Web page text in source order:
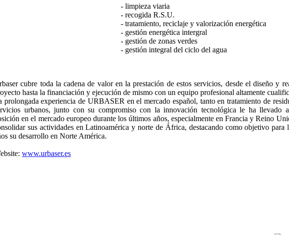
- limpieza viaria
- recogida R.S.U.
- tratamiento, reciclaje y valorización energética
- gestión energética intergral
- gestión de zonas verdes
- gestión integral del ciclo del agua
cubre toda la cadena de valor en la prestación de estos servicios, desde el diseño y
hasta la financiación y ejecución de mismo con un equipo profesional altamente
prolongada experiencia de URBASER en el mercado español, tanto en tratamiento de
urbanos, junto con su compromiso con la innovación tecnológica le ha llevado
en el mercado europeo durante los últimos años, especialmente en Francia y Reino
sus actividades en Latinoamérica y norte de África, destacando como objetivo para
su desarrollo en Norte América.
www.urbaser.es